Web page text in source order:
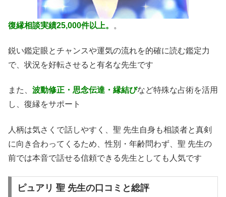
復縁相談実績25,000件以上。 。
鋭い鑑定眼とチャンスや運気の流れを的確に読む鑑定力
で、状況を好転させると有名な先生です
また、 波動修正・思念伝達・縁結びなど特殊な占術を活用
し、復縁をサポート
人柄は気さくで話しやすく、聖 先生自身も相談者と真剣
に向き合わってくるため、性別・年齢問わず、聖 先生の
前では本音で話せる信頼できる先生としても人気です
ピュアリ 聖 先生の口コミと総評